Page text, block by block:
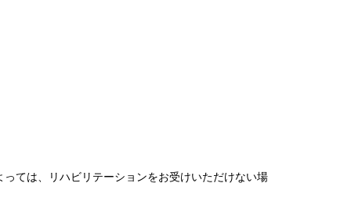
ては、リハビリテーションをお受けいただけない場